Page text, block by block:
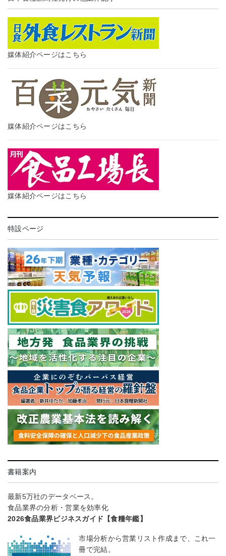
媒体紹介ページはこちら
媒体紹介ページはこちら
媒体紹介ページはこちら
特設ページ
書籍案内
最新5万社のデータベース。
食品業界の分析・営業を効率化
2026食品業界ビジネスガイド【食糧年鑑】
市場分析から営業リスト作成まで、これ一
冊で完結。